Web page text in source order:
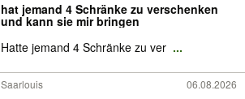
hat jemand 4 Schränke zu verschenken
und kann sie mir bringen
Hatte jemand 4 Schränke zu ver ...
Saarlouis 06.08.2026